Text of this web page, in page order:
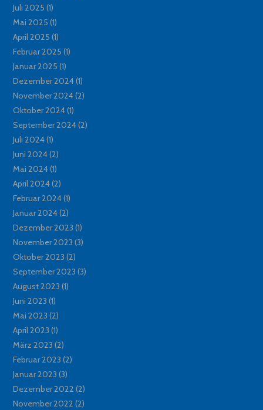
Juli 2025 (1)
Mai 2025 (1)
April 2025 (1)
Februar 2025 (1)
Januar 2025 (1)
Dezember 2024(1)
November 2024(2)
Oktober 2024(1)
September 2024(2)
Juli 2024(1)
Juni 2024(2)
Mai 2024(1)
April 2024(2)
Februar 2024(1)
Januar 2024(2)
Dezember 2023 (1)
November 2023 (3)
Oktober 2023 (2)
September 2023 (3)
August 2023 (1)
Juni 2023 (1)
Mai 2023 (2)
April 2023 (1)
März 2023 (2)
Februar 2023 (2)
Januar 2023 (3)
Dezember 2022 (2)
November 2022 (2)